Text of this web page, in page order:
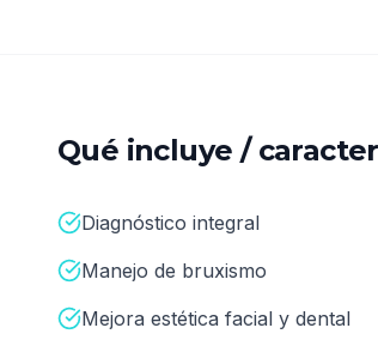
Qué incluye /
Diagnóstico integral
Manejo de bruxismo
Mejora estética facial y dental